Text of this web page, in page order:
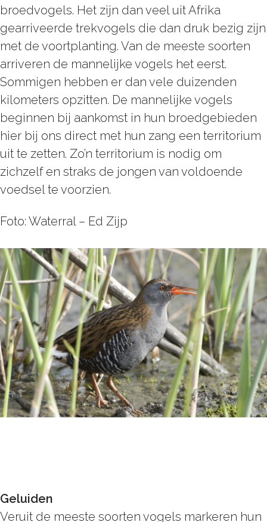
broedvogels. Het zijn dan veel uit Afrika
gearriveerde trekvogels die dan druk bezig zijn
met de voortplanting. Van de meeste soorten
arriveren de mannelijke vogels het eerst.
Sommigen hebben er dan vele duizenden
kilometers opzitten. De mannelijke vogels
beginnen bij aankomst in hun broedgebieden
hier bij ons direct met hun zang een territorium
uit te zetten. Zo’n territorium is nodig om
zichzelf en straks de jongen van voldoende
voedsel te voorzien.
Foto: Waterral – Ed Zijp
Geluiden
Veruit de meeste soorten vogels markeren hun